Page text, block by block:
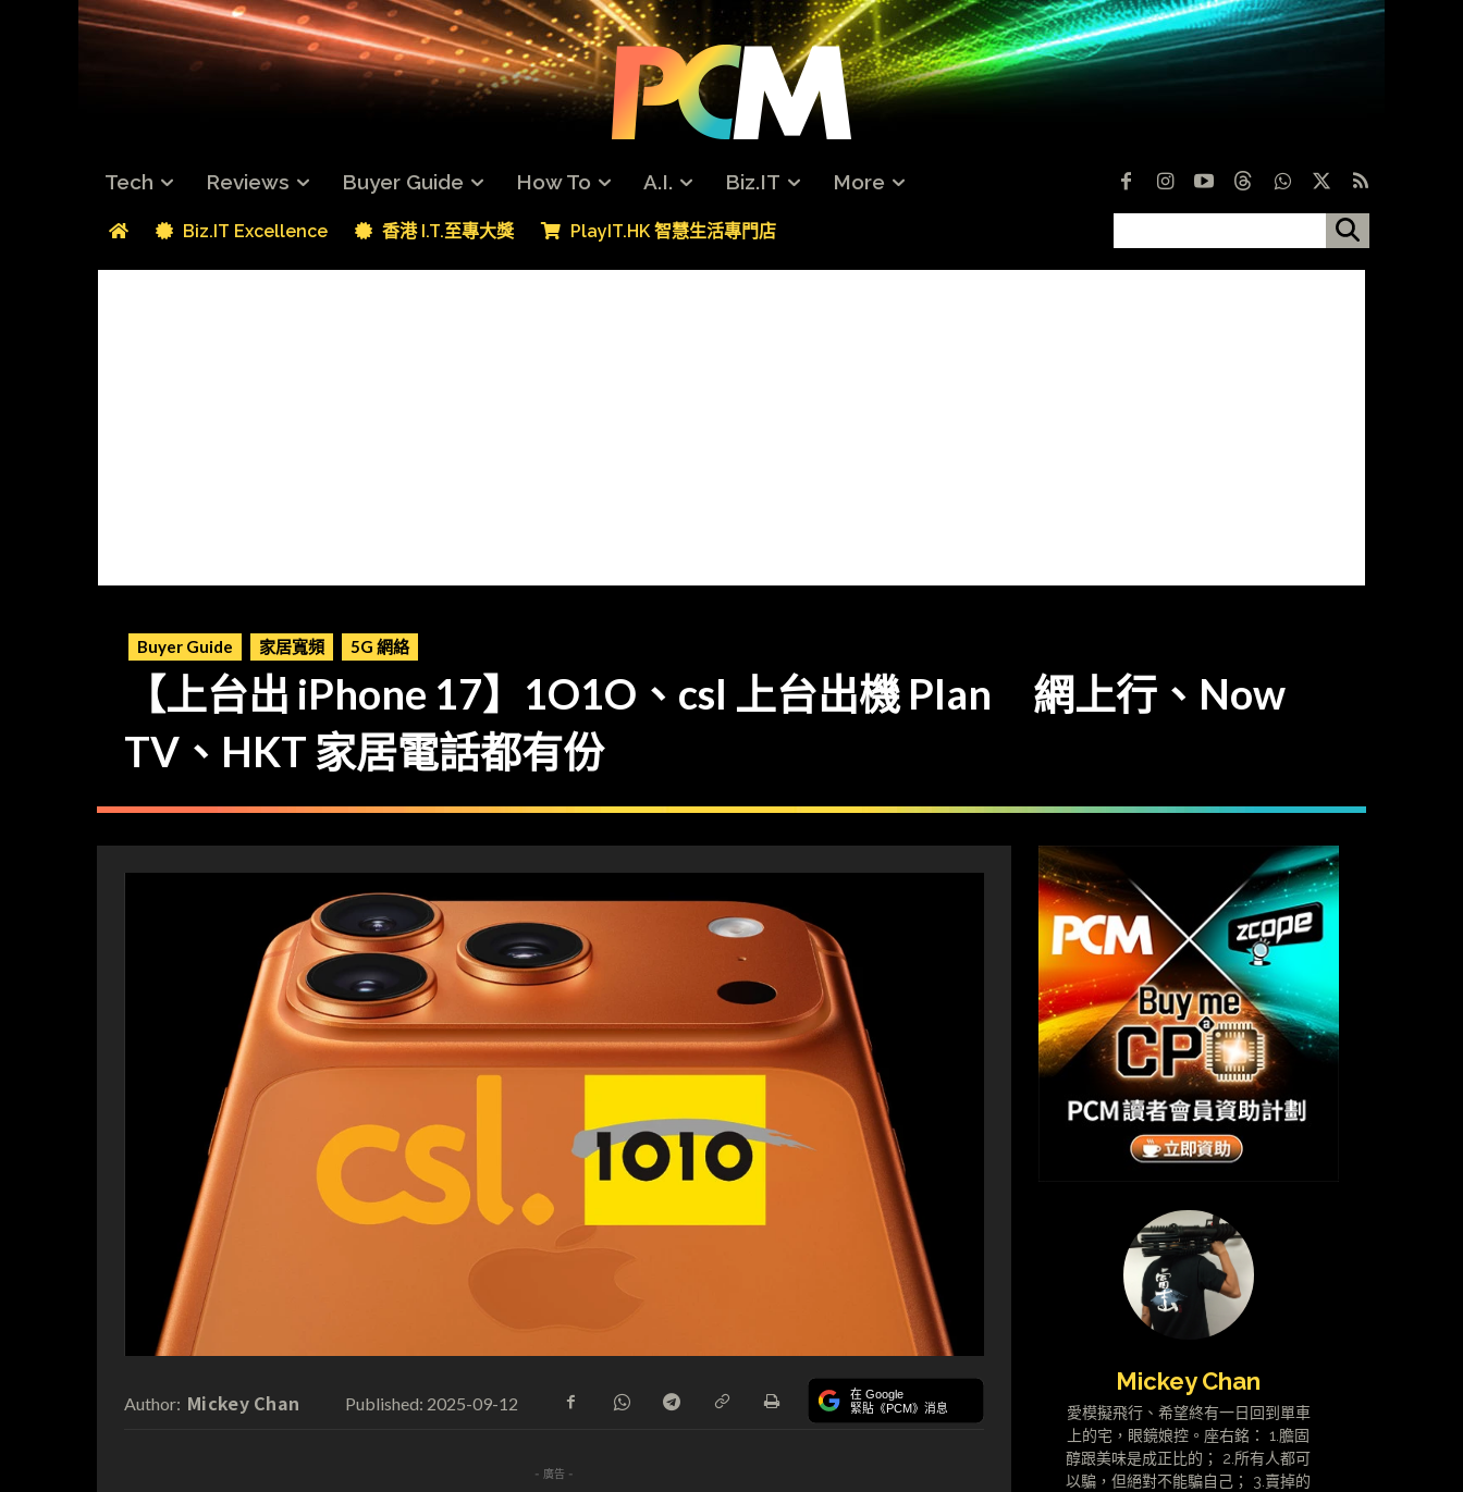
Tech Reviews Buyer Guide How To A.I. Biz.IT More
Biz.IT Excellence 香港 I.T.至專大獎 PlayIT.HK 智慧生活專門店
Buyer Guide 家居寬頻 5G 網絡
【上台出 iPhone 17】1O1O、csl 上台出機 Plan 網上行、Now
TV、HKT 家居電話都有份
Author: Mickey Chan Published: 2025-09-12 在 Google
緊貼《PCM》消息
- 廣告 -
Mickey Chan
愛模擬飛行、希望終有一日回到單車
上的宅，眼鏡娘控。座右銘： 1.膽固
醇跟美味是成正比的； 2.所有人都可
以騙，但絕對不能騙自己； 3.賣掉的